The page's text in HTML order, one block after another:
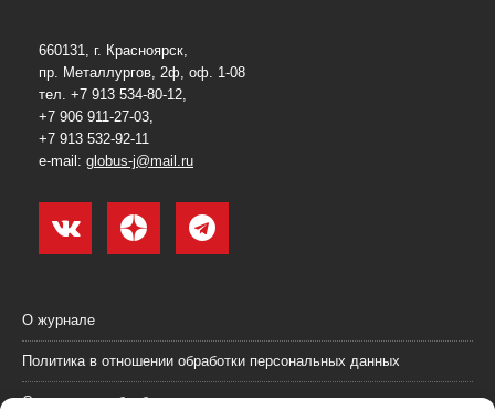
660131, г. Красноярск,
пр. Металлургов, 2ф, оф. 1-08
тел. +7 913 534-80-12,
+7 906 911-27-03,
+7 913 532-92-11
e-mail: globus-j@mail.ru
О журнале
Политика в отношении обработки персональных данных
Согласие на обработку персональных данных